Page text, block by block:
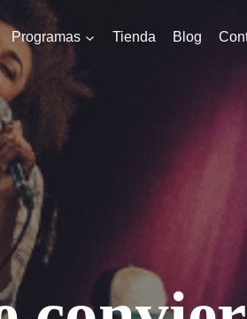
Programas Tienda Blog